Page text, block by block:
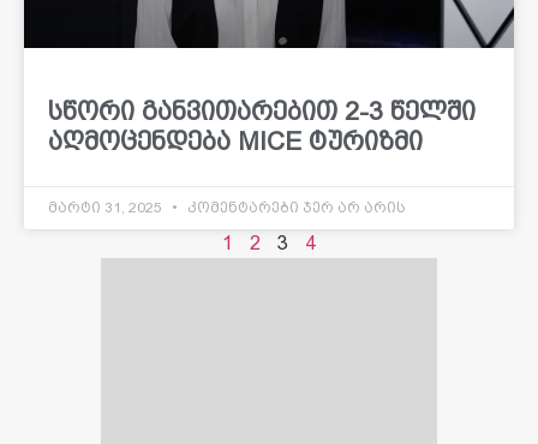
სწორი განვითარებით 2-3 წელში
აღმოცენდება MICE ტურიზმი
მარტი 31, 2025 კომენტარები ჯერ არ არის
1 2 3 4